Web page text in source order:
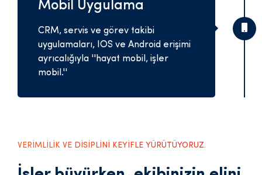
Mobil Uygulama
CRM, servis ve görev takibi
uygulamaları, IOS ve Android erişimi
ayrıcalığıyla ''hayat mobil, işler
mobil.''
VERİMLİLİK VE DİSİPLİNİ KEYİFLE YÜRÜTÜYORUZ.